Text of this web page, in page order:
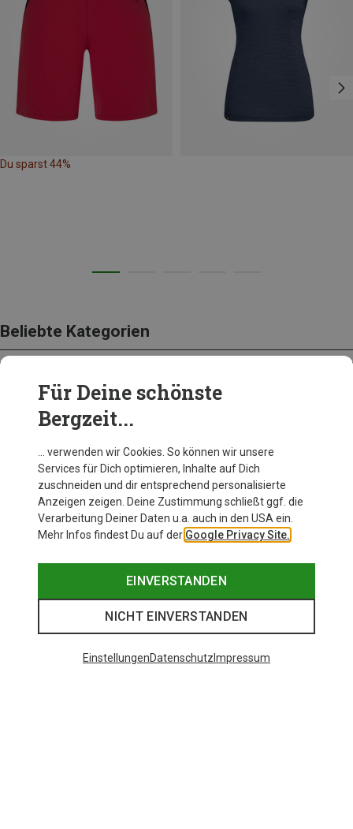
Du sparst 44%
Beliebte Kategorien
BEKLEIDUNG
Für Deine schönste
Bergzeit...
… verwenden wir Cookies. So können wir unsere
Services für Dich optimieren, Inhalte auf Dich
zuschneiden und dir entsprechend personalisierte
Anzeigen zeigen. Deine Zustimmung schließt ggf. die
Verarbeitung Deiner Daten u.a. auch in den USA ein.
Mehr Infos findest Du auf der Google Privacy Site.
EINVERSTANDEN
NICHT EINVERSTANDEN
EinstellungenDatenschutz Impressum